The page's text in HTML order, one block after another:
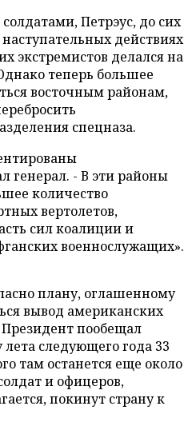
Петрэус, до сих
действиях
экстремистов делался на
теперь большее
восточным районам,
спецназа.
генерал. - В эти районы
количество
вертолетов,
сил коалиции и
военнослужащих».
плану, оглашенному
вывод американских
пообещал
следующего года 33
там останется еще около
и офицеров,
покинут страну к